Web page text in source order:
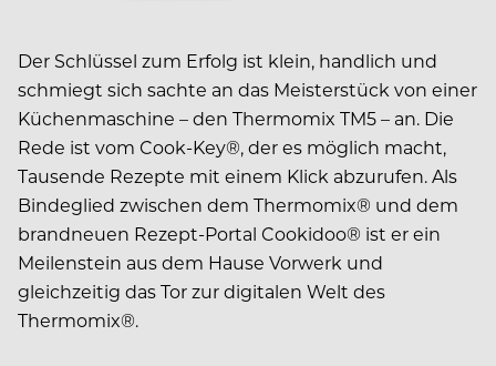
Der Schlüssel zum Erfolg ist klein, handlich und
schmiegt sich sachte an das Meisterstück von einer
Küchenmaschine – den Thermomix TM5 – an. Die
Rede ist vom Cook-Key®, der es möglich macht,
Tausende Rezepte mit einem Klick abzurufen. Als
Bindeglied zwischen dem Thermomix® und dem
brandneuen Rezept-Portal Cookidoo® ist er ein
Meilenstein aus dem Hause Vorwerk und
gleichzeitig das Tor zur digitalen Welt des
Thermomix®.